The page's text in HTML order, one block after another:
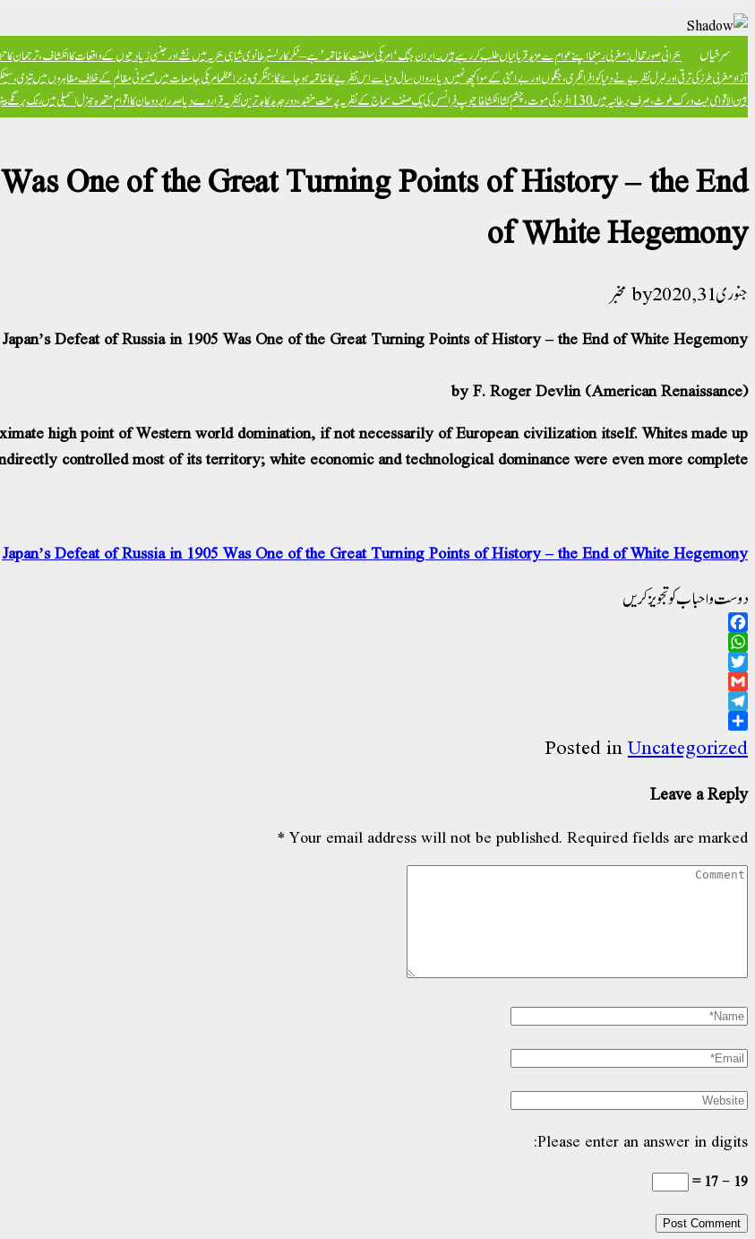
سرخیاں بحرانی صورتحال: مغربی رہنما اپنے عوام سے مزید قربانیاں طلب کر رہے ہیں۔ایران جنگ ‘امریکی سلطنت کا خاتمہ’ ہے – ٹکر کارلسنبرطانوی شاہی بحریہ میں نشے اور جنسی زیادتیوں کے واقعات کا انکشاف، ترجمان کا
آزادمغربی طرز کی ترقی اور لبرل نظریے نے دنیا کو افراتفری، جنگوں اور بےامنی کے سوا کچھ نہیں دیا، رواں سال دنیا سے اس نظریے کا خاتمہ ہو جائے گا: ہنگری وزیراعظمامریکی جامعات میں صیہونی مظالم کے خلاف مظاہروں میں تیزی،
بین الاقوامی نیٹ ورک ملوث، صرف برطانیہ میں 130 افراد کی موت، چشم کشا انکشافات
پوپ فرانسس کی یک صنف سماج کے نظریہ پر سخت تنقید، دور جدید کا بدترین نظریہ قرار دے دیاصدر ایردوعان کا اقوام متحدہ جنرل اسمبلی میں رنگ
One of the Great Turning Points of History – the End
of White Hegemony
جنوری 31, 2020 مخبر
Japan’s Defeat of Russia in 1905 Was One of the Great Turning Points of History – the End of White Hegemony
by F. Roger Devlin (American Renaissance)
high point of Western world domination, if not necessarily of European civilization itself. Whites made up
controlled most of its territory; white economic and technological dominance were even more complete.
Japan’s Defeat of Russia in 1905 Was One of the Great Turning Points of History – the End of White Hegemony
دوست و احباب کو تجویز کریں
Facebook
WhatsApp
Twitter
Gmail
Telegram
Share
Posted inUncategorized
Leave a Reply
Your email address will not be published. Required fields are marked
*
Please enter an answer in digits:
19 − 17 =